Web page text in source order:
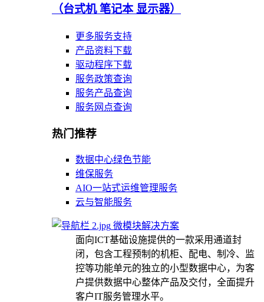
（台式机 笔记本 显示器）
更多服务支持
产品资料下载
驱动程序下载
服务政策查询
服务产品查询
服务网点查询
热门推荐
数据中心绿色节能
维保服务
AIO一站式运维管理服务
云与智能服务
微模块解决方案
面向ICT基础设施提供的一款采用通道封
闭，包含工程预制的机柜、配电、制冷、监
控等功能单元的独立的小型数据中心，为客
户提供数据中心整体产品及交付，全面提升
客户IT服务管理水平。